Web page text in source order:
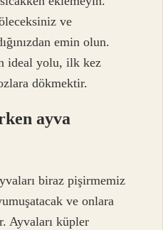
ve
emin olun.
ideal yolu, ilk kez
dökmektir.
ayva
biraz pişirmemiz
ve onlara
Ayvaları küpler